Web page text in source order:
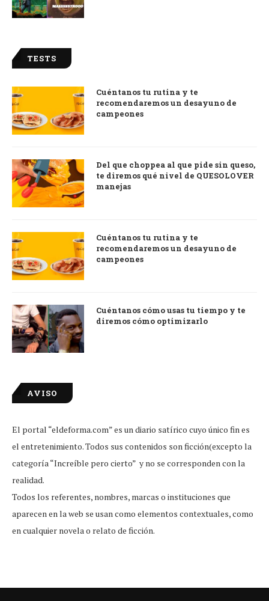
TESTS
Cuéntanos tu rutina y te
recomendaremos un desayuno de
campeones
Del que choppea al que pide sin queso,
te diremos qué nivel de QUESOLOVER
manejas
Cuéntanos tu rutina y te
recomendaremos un desayuno de
campeones
Cuéntanos cómo usas tu tiempo y te
diremos cómo optimizarlo
AVISO
El portal “eldeforma.com” es un diario satírico cuyo único fin es
el entretenimiento. Todos sus contenidos son ficción(excepto la
categoría “Increíble pero cierto” y no se corresponden con la
realidad.
Todos los referentes, nombres, marcas o instituciones que
aparecen en la web se usan como elementos contextuales, como
en cualquier novela o relato de ficción.